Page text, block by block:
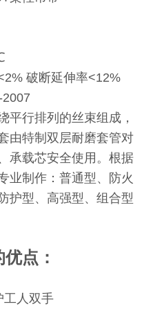
破断延伸率<12%
平行排列的丝束组成，
由特制双层耐磨套管对
承载芯安全使用。根据
业制作：普通型、防火
护型、高强型、组合型
点：
工人双手